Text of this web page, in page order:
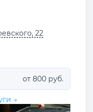
22
от 800 руб.
→